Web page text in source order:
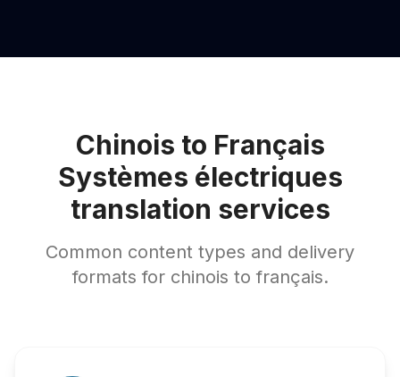
Chinois to Français
Systèmes électriques
translation services
Common content types and delivery
formats for chinois to français.